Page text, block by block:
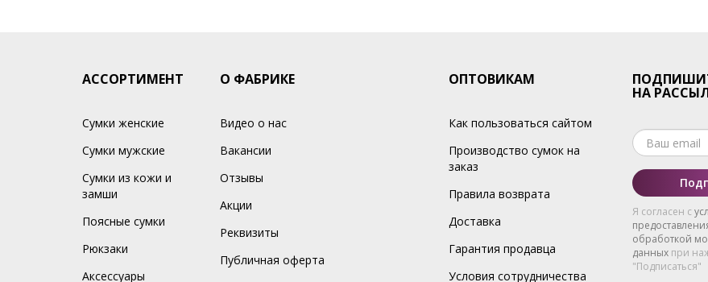
АССОРТИМЕНТ
Сумки женские
Сумки мужские
Сумки из кожи и
замши
Поясные сумки
Рюкзаки
Аксессуары
О ФАБРИКЕ
Видео о нас
Вакансии
Отзывы
Акции
Реквизиты
Публичная оферта
ОПТОВИКАМ
Как пользоваться сайтом
Производство сумок на
заказ
Правила возврата
Доставка
Гарантия продавца
Условия сотрудничества
НА
Я согласен с
обработкой
данныхпри
"Подписаться"